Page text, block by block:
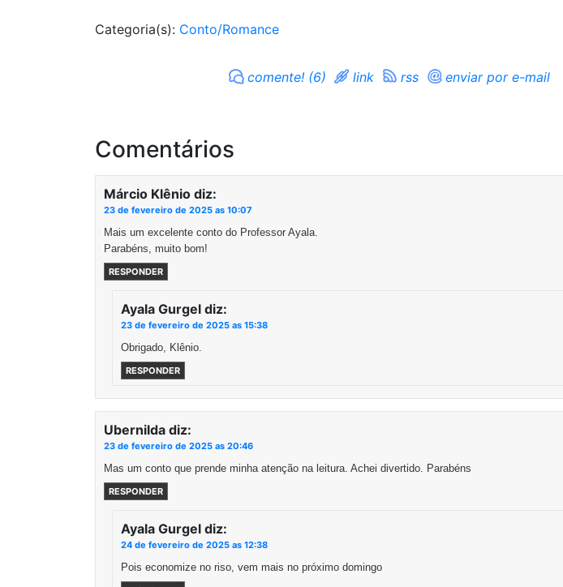
Categoria(s): Conto/Romance
comente! (6) link rss enviar por e-mail
Comentários
Márcio Klênio diz:
23 de fevereiro de 2025 as 10:07
Mais um excelente conto do Professor Ayala.
Parabéns, muito bom!
RESPONDER
Ayala Gurgel diz:
23 de fevereiro de 2025 as 15:38
Obrigado, Klênio.
RESPONDER
Ubernilda diz:
23 de fevereiro de 2025 as 20:46
Mas um conto que prende minha atenção na leitura. Achei divertido. Parabéns
RESPONDER
Ayala Gurgel diz:
24 de fevereiro de 2025 as 12:38
Pois economize no riso, vem mais no próximo domingo